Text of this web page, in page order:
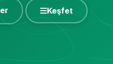
Keşfet